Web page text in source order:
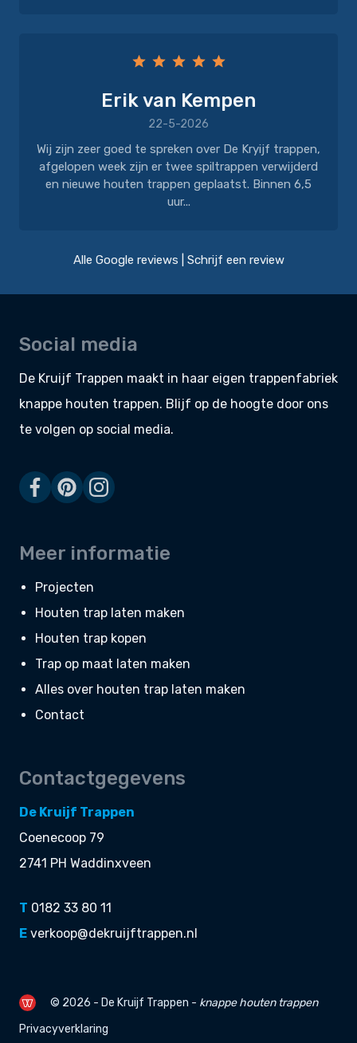
Erik van Kempen
22-5-2026
Wij zijn zeer goed te spreken over De Kryijf trappen,
afgelopen week zijn er twee spiltrappen verwijderd
en nieuwe houten trappen geplaatst. Binnen 6,5
uur...
Alle Google reviews Schrijf een review
Social media
De Kruijf Trappen maakt in haar eigen trappenfabriek
knappe houten trappen. Blijf op de hoogte door ons
te volgen op social media.
Meer informatie
Projecten
Houten trap laten maken
Houten trap kopen
Trap op maat laten maken
Alles over houten trap laten maken
Contact
Contactgegevens
De Kruijf Trappen
Coenecoop 79
2741 PH Waddinxveen
T 0182 33 80 11
E verkoop@dekruijftrappen.nl
© 2026 - De Kruijf Trappen - knappehouten trappen
Privacyverklaring